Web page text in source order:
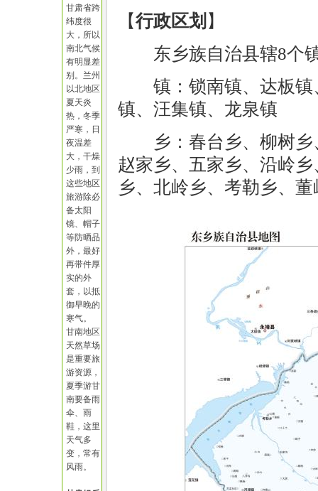
甘肃省跨
纬度很
大，所以
南北气候
有明显差
别。兰州
以北地区
夏天炎
热，冬季
严寒，日
夜温差
大，干燥
少雨，到
这些地区
旅游除必
备太阳
镜、帽子
等防晒品
外，最好
再带件厚
实的外
套，以抵
御早晚的
寒气。
甘南地区
天然草场
是重要旅
游资源，
夏季游甘
南要备雨
伞、雨
鞋，这里
天气多
变，常有
风雨。
【行政区划 】
东乡族自治县辖8个
镇：锁南镇、达板
镇、汪集镇、龙泉镇
乡：春台乡、柳树
赵家乡、五家乡、沿岭
乡、北岭乡、考勒乡、董